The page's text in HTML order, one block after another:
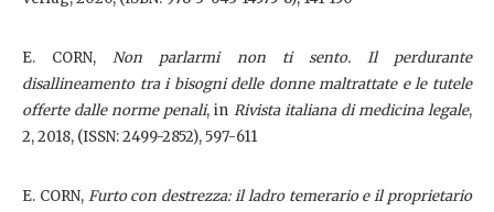
E. CORN,Non parlarmi non ti sento. Il perdurante
disallineamento tra i bisogni delle donne maltrattate e le tutele
offerte dalle norme penali, in Rivista italiana di medicina legale,
2, 2018, (ISSN: 2499-2852), 597-611
E. CORN, Furto con destrezza: il ladro temerario e il proprietario